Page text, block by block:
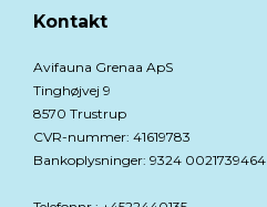
Kontakt
Avifauna Grenaa ApS
Tinghøjvej 9
8570 Trustrup
CVR-nummer: 41619783
Bankoplysninger: 9324 0021739464